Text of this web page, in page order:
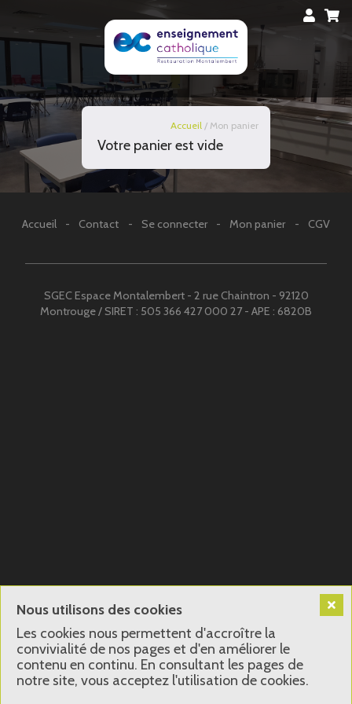
Accueil / Mon panier
Votre panier est vide
Accueil - Contact - Se connecter - Mon panier - CGV
SGEC Espace Montalembert - 2 rue Chaintron - 92120
Montrouge / SIRET : 505 366 427 000 27 - APE : 6820B
Nous utilisons des cookies
Les cookies nous permettent d'accroître la
convivialité de nos pages et d'en améliorer le
contenu en continu. En consultant les pages de
notre site, vous acceptez l'utilisation de cookies.